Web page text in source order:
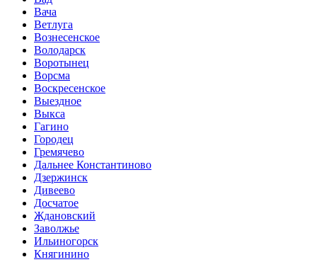
Вача
Ветлуга
Вознесенское
Володарск
Воротынец
Ворсма
Воскресенское
Выездное
Выкса
Гагино
Городец
Гремячево
Дальнее Константиново
Дзержинск
Дивеево
Досчатое
Ждановский
Заволжье
Ильиногорск
Княгинино